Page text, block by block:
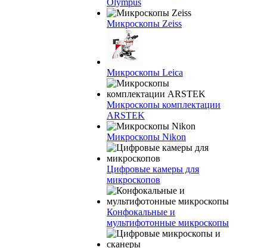
Olympus
Микроскопы Zeiss
Микроскопы Leica
Микроскопы комплектации
ARSTEK
Микроскопы Nikon
Цифровые камеры для
микроскопов
Конфокальные и
мультифотонные микроскопы